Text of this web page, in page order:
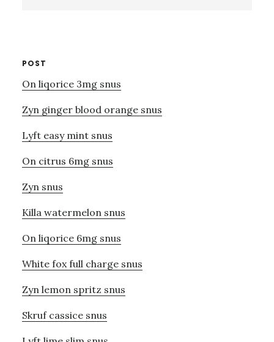
POST
On liqorice 3mg snus
Zyn ginger blood orange snus
Lyft easy mint snus
On citrus 6mg snus
Zyn snus
Killa watermelon snus
On liqorice 6mg snus
White fox full charge snus
Zyn lemon spritz snus
Skruf cassice snus